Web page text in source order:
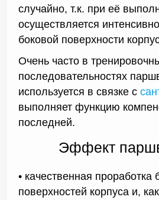
случайно, т.к. при её
осуществляется
боковой поверхности
Очень часто в
последовательностях
используется в связке с
выполняет функцию
последней.
Эффект
• качественная проработка
поверхностей корпуса и,